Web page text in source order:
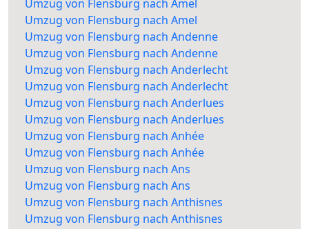
Umzug von Flensburg nach Amel
Umzug von Flensburg nach Amel
Umzug von Flensburg nach Andenne
Umzug von Flensburg nach Andenne
Umzug von Flensburg nach Anderlecht
Umzug von Flensburg nach Anderlecht
Umzug von Flensburg nach Anderlues
Umzug von Flensburg nach Anderlues
Umzug von Flensburg nach Anhée
Umzug von Flensburg nach Anhée
Umzug von Flensburg nach Ans
Umzug von Flensburg nach Ans
Umzug von Flensburg nach Anthisnes
Umzug von Flensburg nach Anthisnes